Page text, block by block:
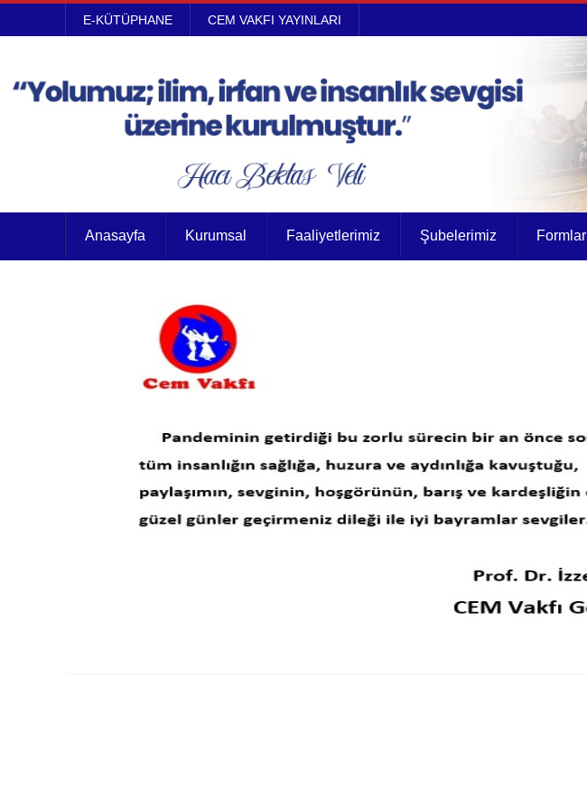
E-KÜTÜPHANE CEM VAKFI YAYINLARI
Anasayfa Kurumsal Faaliyetlerimiz Şubelerimiz Formlar